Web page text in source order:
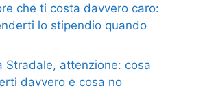
che ti costa davvero caro:
lo stipendio quando
Stradale, attenzione: cosa
davvero e cosa no